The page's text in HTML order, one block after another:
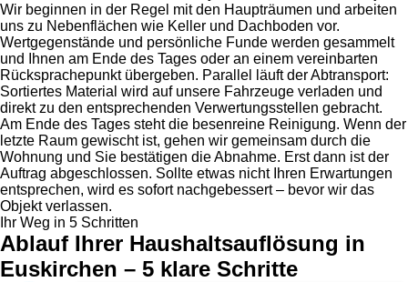
Wir beginnen in der Regel mit den Haupträumen und arbeiten
uns zu Nebenflächen wie Keller und Dachboden vor.
Wertgegenstände und persönliche Funde werden gesammelt
und Ihnen am Ende des Tages oder an einem vereinbarten
Rücksprachepunkt übergeben. Parallel läuft der Abtransport:
Sortiertes Material wird auf unsere Fahrzeuge verladen und
direkt zu den entsprechenden Verwertungsstellen gebracht.
Am Ende des Tages steht die besenreine Reinigung. Wenn der
letzte Raum gewischt ist, gehen wir gemeinsam durch die
Wohnung und Sie bestätigen die Abnahme. Erst dann ist der
Auftrag abgeschlossen. Sollte etwas nicht Ihren Erwartungen
entsprechen, wird es sofort nachgebessert – bevor wir das
Objekt verlassen.
Ihr Weg in 5 Schritten
Ablauf Ihrer Haushaltsauflösung in
Euskirchen – 5 klare Schritte